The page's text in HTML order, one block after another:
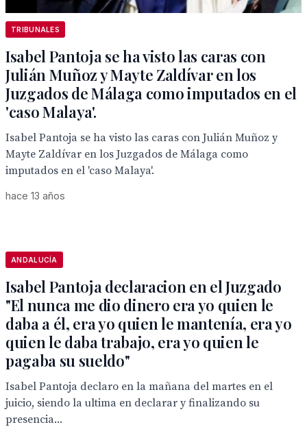
TRIBUNALES
Isabel Pantoja se ha visto las caras con
Julián Muñoz y Mayte Zaldívar en los
Juzgados de Málaga como imputados en el
'caso Malaya'.
Isabel Pantoja se ha visto las caras con Julián Muñoz y
Mayte Zaldívar en los Juzgados de Málaga como
imputados en el 'caso Malaya'.
hace 13 años
ANDALUCÍA
Isabel Pantoja declaracion en el Juzgado
"El nunca me dio dinero era yo quien le
daba a él, era yo quien le mantenía, era yo
quien le daba trabajo, era yo quien le
pagaba su sueldo"
Isabel Pantoja declaro en la mañana del martes en el
juicio, siendo la ultima en declarar y finalizando su
presencia...